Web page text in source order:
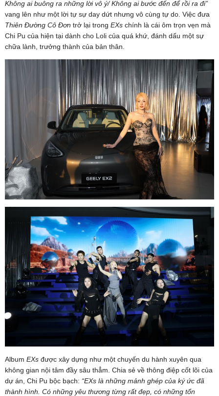
Không ai buông ra những lời vô ý/ Không ai bước đến để rồi ra đi”
vang lên như một lời tự sự day dứt nhưng vô cùng tự do. Việc đưa
Thiên Đường Cô Đơn trở lại trong EXs chính là cái ôm trọn vẹn mà
Chi Pu của hiện tại dành cho Loli của quá khứ, đánh dấu một sự
chữa lành, trưởng thành của bản thân.
Album EXs được xây dựng như một chuyến du hành xuyên qua
không gian nội tâm đầy sâu thẳm. Chia sẻ về thông điệp cốt lõi của
dự án, Chi Pu bộc bạch: “EXs là những mảnh ghép của ký ức đã
thành hình. Có những yêu thương từng rất đẹp, có những tổn